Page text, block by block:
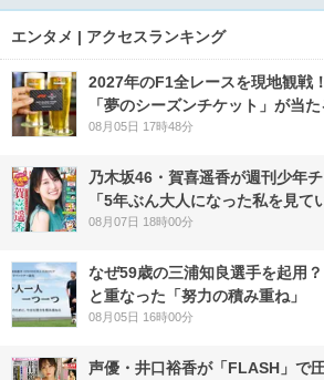
エンタメ | アクセスランキング
2027年のF1全レースを現地観戦
「夢のシーズンチケット」が当た
08月05日 17時48分
乃木坂46・賀喜遥香が週刊少年
「5年ぶん大人になった私を見て
08月07日 18時00分
なぜ59歳の三浦知良選手を起用
と重なった「努力の積み重ね」
08月05日 16時00分
声優・井口裕香が「FLASH」で